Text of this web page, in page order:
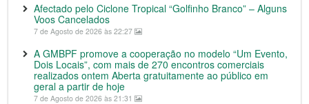
Afectado pelo Ciclone Tropical “Golfinho Branco” – Alguns
Voos Cancelados
7 de Agosto de 2026 às 22:27
A GMBPF promove a cooperação no modelo “Um Evento,
Dois Locais”, com mais de 270 encontros comerciais
realizados ontem Aberta gratuitamente ao público em
geral a partir de hoje
7 de Agosto de 2026 às 21:31